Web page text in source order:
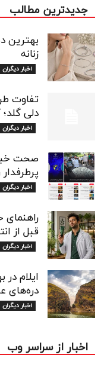
جدیدترین مطالب
بهترین
زنانه
اخبار دیگران
تفاوت
دلی
اخبار دیگران
صحت
اخبار دیگران
راهنمای
قبل از
اخبار دیگران
ایلام در
دره‌های
اخبار دیگران
اخبار از سراسر وب